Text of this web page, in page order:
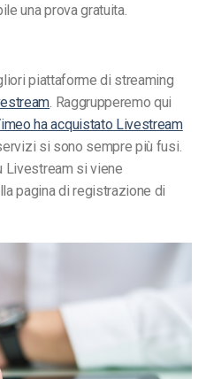
una prova gratuita.
piattaforme di streaming
. Raggrupperemo qui
ha acquistato Livestream
si sono sempre più fusi.
Livestream si viene
pagina di registrazione di